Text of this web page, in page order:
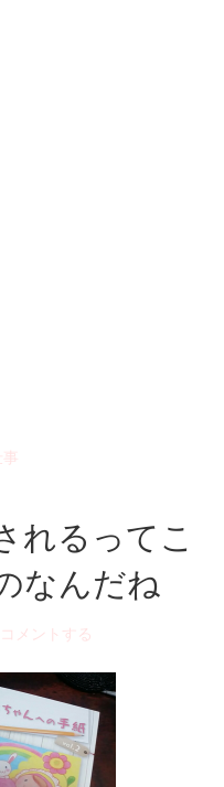
れるってこ
なんだね
コメントする